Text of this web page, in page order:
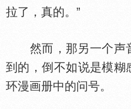
拉了，真的。”
然而，那另一个声
到的，倒不如说是模
环漫画册中的问号。